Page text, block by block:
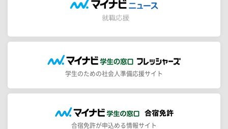
学生のための社会人準備応援サイト
合宿免許が申込める情報サイト